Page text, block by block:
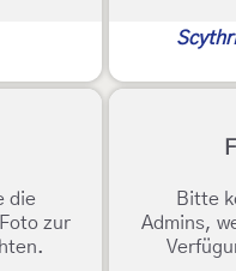
die
zur
Bitte
Admins,